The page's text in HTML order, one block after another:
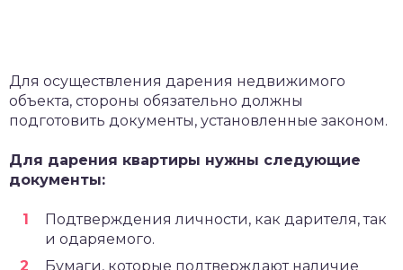
Для осуществления дарения недвижимого
объекта, стороны обязательно должны
подготовить документы, установленные законом.
Для дарения квартиры нужны следующие
документы:
Подтверждения личности, как дарителя, так
и одаряемого.
Бумаги, которые подтверждают наличие